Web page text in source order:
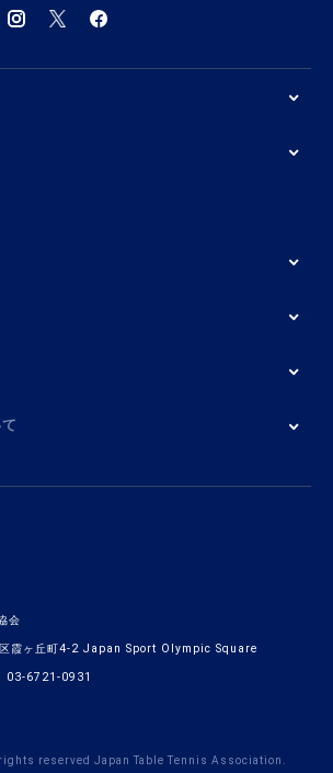
会
霞ヶ丘町4-2 Japan Sport Olympic Square
03-6721-0931
reserved Japan Table Tennis Association.